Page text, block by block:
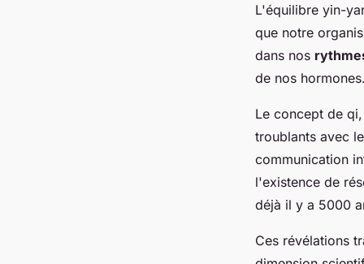
L'équilibre yin-
que notre
dans nos
de nos
Le concept de
troublants avec
communication
l'existence de
déjà il y a 5000
Ces révélations